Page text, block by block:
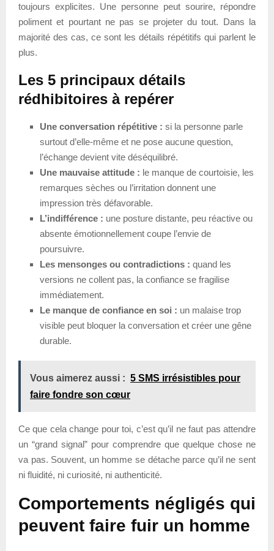
toujours explicites. Une personne peut sourire, répondre
poliment et pourtant ne pas se projeter du tout. Dans la
majorité des cas, ce sont les détails répétitifs qui parlent le
plus.
Les 5 principaux détails
rédhibitoires à repérer
Une conversation répétitive : si la personne parle
surtout d’elle-même et ne pose aucune question,
l’échange devient vite déséquilibré.
Une mauvaise attitude : le manque de courtoisie, les
remarques sèches ou l’irritation donnent une
impression très défavorable.
L’indifférence : une posture distante, peu réactive ou
absente émotionnellement coupe l’envie de
poursuivre.
Les mensonges ou contradictions : quand les
versions ne collent pas, la confiance se fragilise
immédiatement.
Le manque de confiance en soi : un malaise trop
visible peut bloquer la conversation et créer une gêne
durable.
Vous aimerez aussi : 5 SMS irrésistibles pour
faire fondre son cœur
Ce que cela change pour toi, c’est qu’il ne faut pas attendre
un “grand signal” pour comprendre que quelque chose ne
va pas. Souvent, un homme se détache parce qu’il ne sent
ni fluidité, ni curiosité, ni authenticité.
Comportements négligés qui
peuvent faire fuir un homme